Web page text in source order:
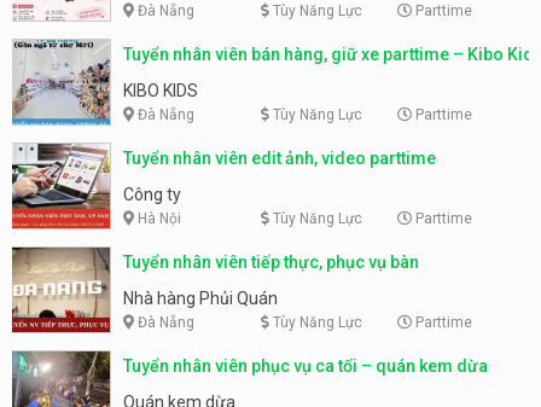
Đà Nẵng Tùy Năng Lực Parttime
Tuyển nhân viên bán hàng, giữ xe parttime – Kibo Kid
KIBO KIDS
Đà Nẵng Tùy Năng Lực Parttime
Tuyển nhân viên edit ảnh, video parttime
Công ty
Hà Nội Tùy Năng Lực Parttime
Tuyển nhân viên tiếp thực, phục vụ bàn
Nhà hàng Phủi Quán
Đà Nẵng Tùy Năng Lực Parttime
Tuyển nhân viên phục vụ ca tối – quán kem dừa
Quán kem dừa